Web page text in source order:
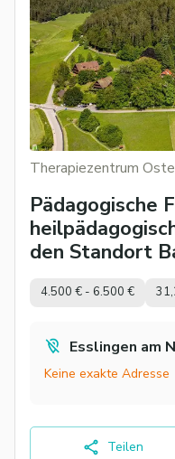
Therapiezentrum
Pädagogische
den Standort
4.500 € - 6.500 €
Esslingen am
Keine exakte Adresse
Teilen